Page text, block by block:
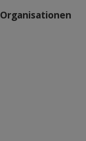
Organisationen